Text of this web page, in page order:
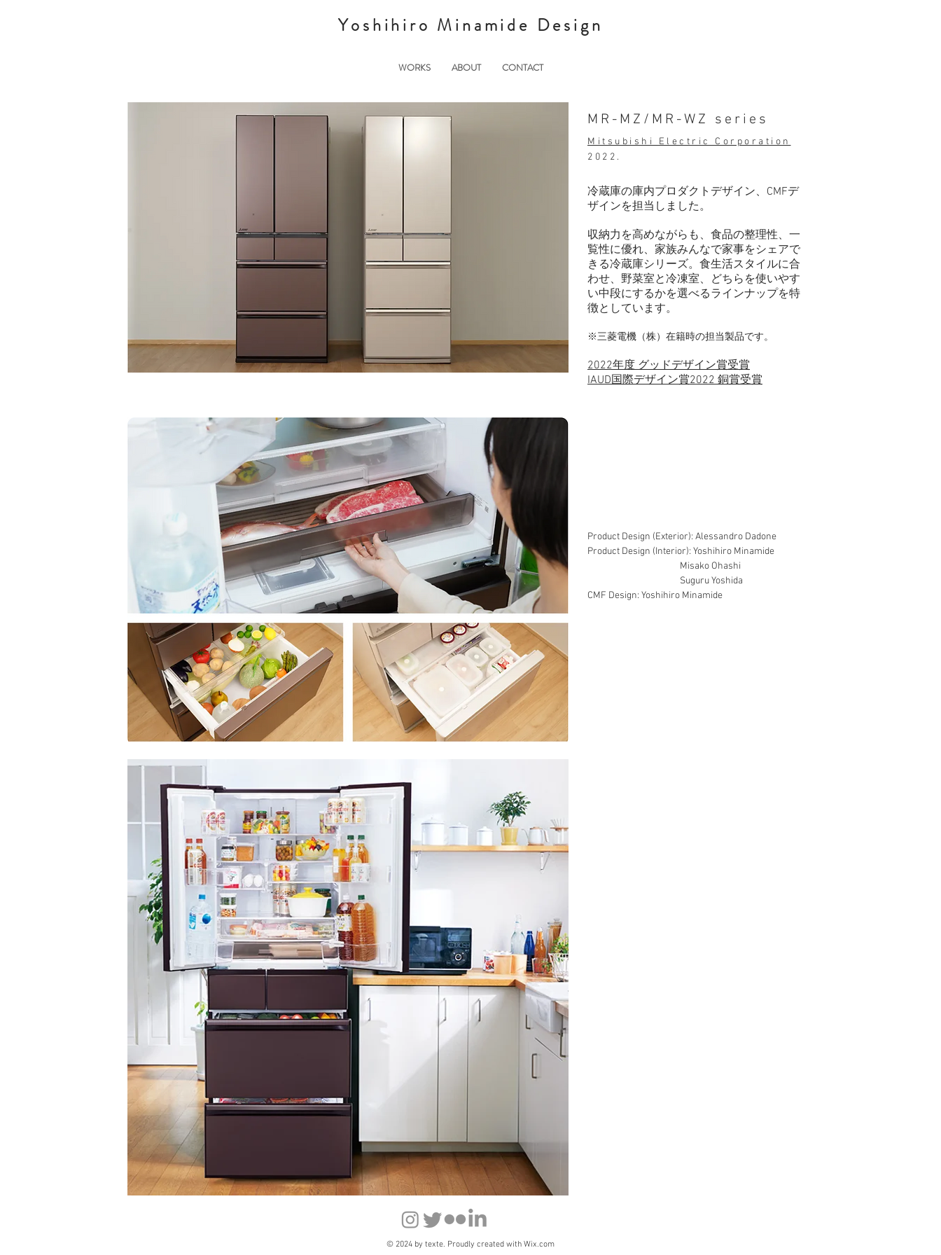
Yoshihiro Minamide Design
WORKS ABOUT CONTACT
MR-MZ/MR-WZ series
Mitsubishi Electric Corporation
2022.
冷蔵庫の庫内プロダクトデザイン、CMFデ
ザインを担当しました。
収納力を高めながらも、食品の整理性、一
覧性に優れ、家族みんなで家事をシェアで
きる冷蔵庫シリーズ。食生活スタイルに合
わせ、野菜室と冷凍室、どちらを使いやす
い中段にするかを選べるラインナップを特
徴としています。
※三菱電機（株）在籍時の担当製品です。
2022年度 グッドデザイン賞受賞
IAUD国際デザイン賞2022 銅賞受賞
Product Design (Exterior): Alessandro Dadone
Product Design (Interior): Yoshihiro Minamide
Misako Ohashi
Suguru Yoshida
CMF Design: Yoshihiro Minamide
© 2024 by texte. Proudly created with Wix.com